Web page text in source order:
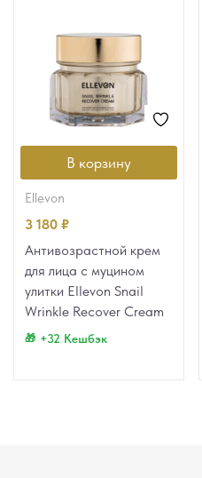
В корзину
ellevon
3 180 ₽
Антивозрастной крем
для лица с муцином
улитки Ellevon Snail
Wrinkle Recover Cream
+32 Кешбэк